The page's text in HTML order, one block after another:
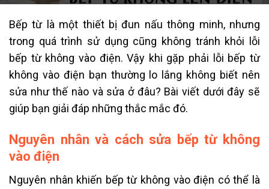
Bếp từ là một thiết bị đun nấu thông minh, nhưng
trong quá trình sử dụng cũng không tránh khỏi lỗi
bếp từ không vào điện. Vậy khi gặp phải lỗi bếp từ
không vào điện bạn thường lo lắng không biết nên
sửa như thế nào và sửa ở đâu? Bài viết dưới đây sẽ
giúp bạn giải đáp những thắc mắc đó.
Nguyên nhân và cách sửa bếp từ không
vào điện
Nguyên nhân khiến bếp từ không vào điện có thể là